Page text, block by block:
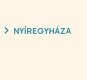
NYÍREGYHÁZA